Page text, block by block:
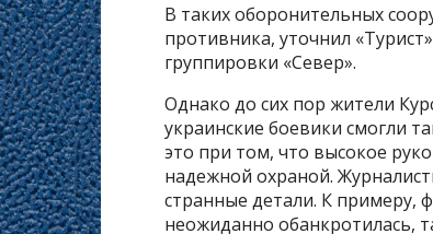
В таких оборонительных
противника, уточнил
группировки «Север».
Однако до сих пор жители
украинские боевики смогли
это при том, что высокое
надежной охраной.
странные детали. К примеру,
неожиданно обанкротилась,